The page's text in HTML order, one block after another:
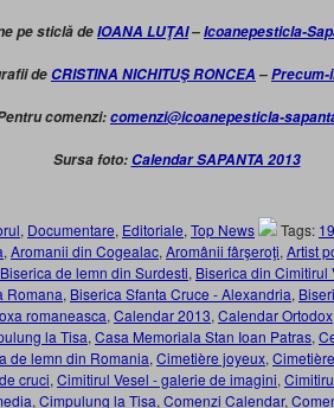
pe sticlă deIOANA LUŢAI–Icoanepesticla-
de CRISTINA NICHITUŞ RONCEA –Precum-
comenzi:comenzi@icoanepesticla-
Sursa foto: Calendar SAPANTA 2013
, Documentare, Editoriale, Top News Tags:
, Aromanii din Cogealac, Aromânii fârşeroţi, Artist
Biserica de lemn din Surdesti, Biserica din Cimitirul
Romana, Biserica Sfanta Cruce - Alexandria,
romaneasca, Calendar 2013, Calendar Ortodox
la Tisa, Casa Memoriala Stan Ioan Patras,
de lemn din Romania, Cimetière joyeux,
cruci, Cimitirul Vesel - galerie de imagini,
, Cimpulung la Tisa, Comenzi Calendar,